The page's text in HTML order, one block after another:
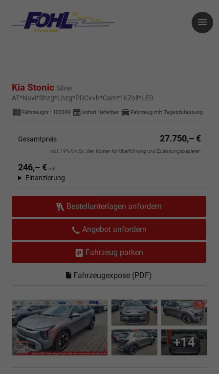
Kia Stonic Silver
AT*Navi*Shzg*Lhzg*PDCv+h*Cam*16Zoll*LED
Fahrzeugnr.: 103249 sofort lieferbar Fahrzeug mit Tageszulassung
Gesamtpreis 27.750,– €
incl. 19% MwSt., den Kosten für Überführung und Zulassungspapieren
246,– € mtl.
Finanzierung
Bestellunterlagen anfordern
Angebot anfordern
Fahrzeug parken
Fahrzeugexpose (PDF)
+14